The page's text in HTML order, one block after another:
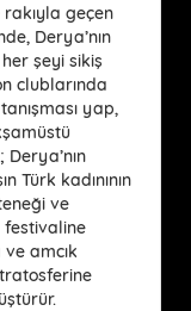
geçen
Derya’nın
şeyi sikiş
clublarında
yap,
Türk kadınının
ve
festivaline
amcık